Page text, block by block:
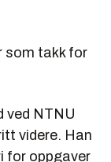
som takk for
ved NTNU
videre. Han
for oppgaver